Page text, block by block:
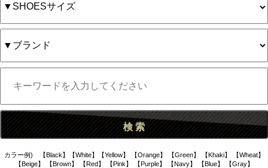
カラー例) 【Black】【White】【Yellow】 【Orange】 【Green】 【Khaki】 【Wheat】
【Beige】 【Brown】 【Red】 【Pink】 【Purple】 【Navy】 【Blue】 【Gray】